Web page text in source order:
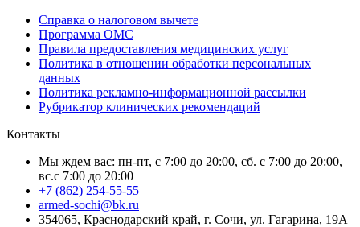
Справка о налоговом вычете
Программа ОМС
Правила предоставления медицинских услуг
Политика в отношении обработки персональных
данных
Политика рекламно-информационной рассылки
Рубрикатор клинических рекомендаций
Контакты
Мы ждем вас: пн-пт, с 7:00 до 20:00, сб. с 7:00 до 20:00,
вс.с 7:00 до 20:00
+7 (862) 254-55-55
armed-sochi@bk.ru
354065, Краснодарский край, г. Сочи, ул. Гагарина, 19А